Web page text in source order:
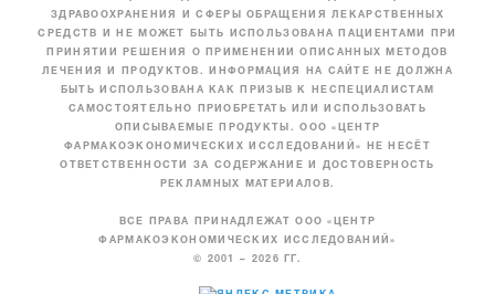
ЗДРАВООХРАНЕНИЯ И СФЕРЫ ОБРАЩЕНИЯ ЛЕКАРСТВЕННЫХ
СРЕДСТВ И НЕ МОЖЕТ БЫТЬ ИСПОЛЬЗОВАНА ПАЦИЕНТАМИ ПРИ
ПРИНЯТИИ РЕШЕНИЯ О ПРИМЕНЕНИИ ОПИСАННЫХ МЕТОДОВ
ЛЕЧЕНИЯ И ПРОДУКТОВ. ИНФОРМАЦИЯ НА САЙТЕ НЕ ДОЛЖНА
БЫТЬ ИСПОЛЬЗОВАНА КАК ПРИЗЫВ К НЕСПЕЦИАЛИСТАМ
САМОСТОЯТЕЛЬНО ПРИОБРЕТАТЬ ИЛИ ИСПОЛЬЗОВАТЬ
ОПИСЫВАЕМЫЕ ПРОДУКТЫ. ООО «ЦЕНТР
ФАРМАКОЭКОНОМИЧЕСКИХ ИССЛЕДОВАНИЙ» НЕ НЕСЁТ
ОТВЕТСТВЕННОСТИ ЗА СОДЕРЖАНИЕ И ДОСТОВЕРНОСТЬ
РЕКЛАМНЫХ МАТЕРИАЛОВ.
ВСЕ ПРАВА ПРИНАДЛЕЖАТ ООО «ЦЕНТР
ФАРМАКОЭКОНОМИЧЕСКИХ ИССЛЕДОВАНИЙ»
© 2001 – 2026 ГГ.